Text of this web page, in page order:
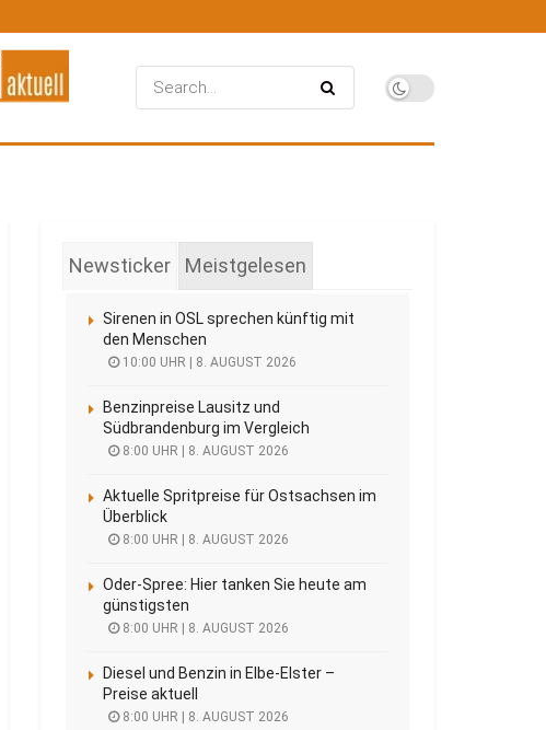
Newsticker Meistgelesen
Sirenen in OSL sprechen künftig mit
den Menschen
10:00 UHR | 8. AUGUST 2026
Benzinpreise Lausitz und
Südbrandenburg im Vergleich
8:00 UHR | 8. AUGUST 2026
Aktuelle Spritpreise für Ostsachsen im
Überblick
8:00 UHR | 8. AUGUST 2026
Oder-Spree: Hier tanken Sie heute am
günstigsten
8:00 UHR | 8. AUGUST 2026
Diesel und Benzin in Elbe-Elster –
Preise aktuell
8:00 UHR | 8. AUGUST 2026